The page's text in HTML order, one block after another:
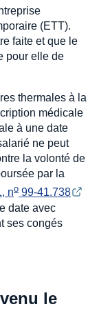
(ETT).
faite et que le
pour elle de
thermales à la
médicale
à une date
ne peut
la volonté de
par la
no 99-41.738
date avec
ses congés
le